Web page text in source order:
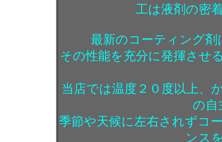
工は液剤の密
最新のコーティング
その性能を充分に発揮させ
当店では温度２０度以上、
の自
季節や天候に左右されずコ
ンス